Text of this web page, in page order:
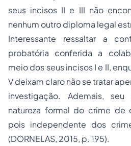
seus incisos II e III não
nenhum outro diploma legal
Interessante ressaltar a
probatória conferida a
meio dos seus incisos I e II,
V deixam claro não se tratar
investigação. Ademais,
natureza formal do crime de
pois independente dos
(DORNELAS, 2015, p. 195).